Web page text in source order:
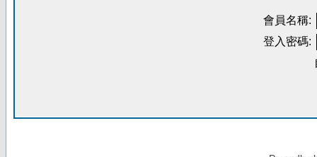
會員名稱:
登入密碼: